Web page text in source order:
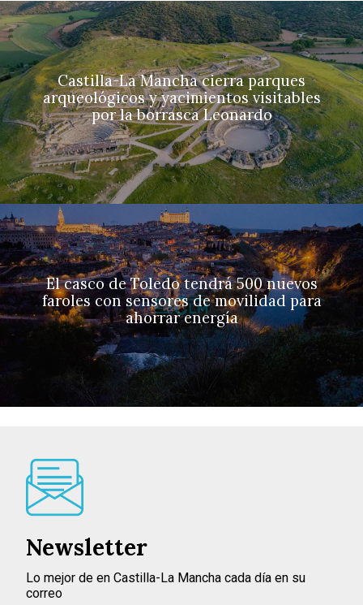
Castilla-La Mancha cierra parques
arqueológicos y yacimientos visitables
por la borrasca Leonardo
El casco de Toledo tendrá 500 nuevos
faroles con sensores de movilidad para
ahorrar energía
Newsletter
Lo mejor de en Castilla-La Mancha cada día en su
correo